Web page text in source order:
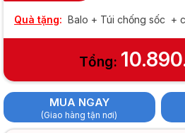
Quà tặng: Balo + Túi chống sốc +
Tổng:
MUA NGAY
(Giao hàng tận nơi)